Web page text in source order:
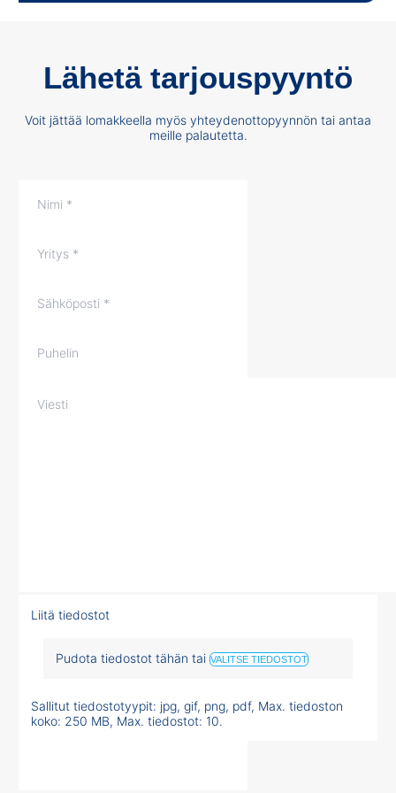
Lähetä tarjouspyyntö
Voit jättää lomakkeella myös yhteydenottopyynnön tai antaa
meille palautetta.
Liitä tiedostot
Pudota tiedostot tähän tai VALITSE TIEDOSTOT
Sallitut tiedostotyypit: jpg, gif, png, pdf, Max. tiedoston
koko: 250 MB, Max. tiedostot: 10.